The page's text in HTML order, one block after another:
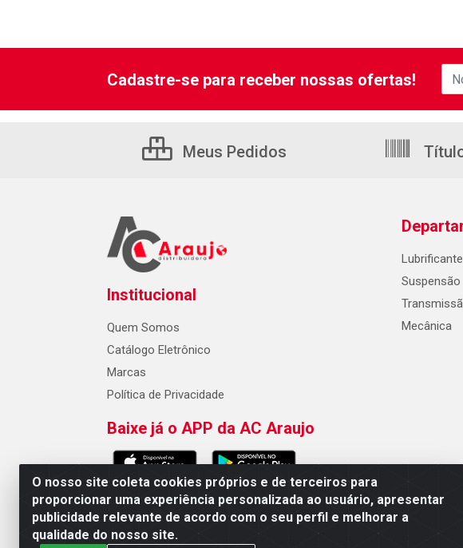
O nosso site coleta cookies próprios e de terceiros para
proporcionar uma experiência personalizada ao usuário, apresentar
publicidade relevante de acordo com o seu perfil e melhorar a
qualidade do nosso site.
Cadastre-se para receber nossas ofertas!
Meus Pedidos
Institucional
Quem Somos
Catálogo Eletrônico
Marcas
Política de Privacidade
Baixe já o APP da AC Araujo
Suspensão
Mecânica
AC Araujo Distribuidora - Rua Carneiro de Campos,